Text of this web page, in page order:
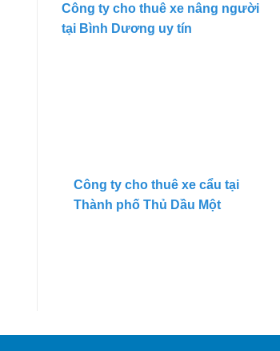
Công ty cho thuê xe nâng người
tại Bình Dương uy tín
Công ty cho thuê xe cẩu tại
Thành phố Thủ Dầu Một